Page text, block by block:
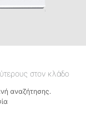
στον κλάδο
αναζήτησης.